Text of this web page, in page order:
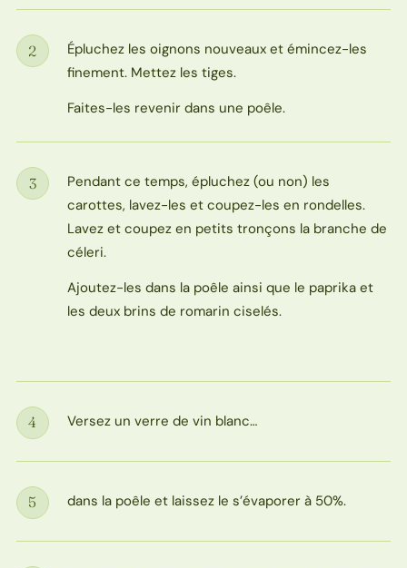
Étape
2
Épluchez les oignons nouveaux et émincez-les
finement. Mettez les tiges.
Faites-les revenir dans une poêle.
Étape
3
Pendant ce temps, épluchez (ou non) les
carottes, lavez-les et coupez-les en rondelles.
Lavez et coupez en petits tronçons la branche de
céleri.
Ajoutez-les dans la poêle ainsi que le paprika et
les deux brins de romarin ciselés.
Étape
4 Versez un verre de vin blanc…
Étape
5 dans la poêle et laissez le s’évaporer à 50%.